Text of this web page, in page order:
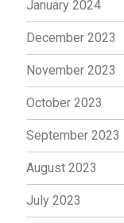
January 2024
December 2023
November 2023
October 2023
September 2023
August 2023
July 2023